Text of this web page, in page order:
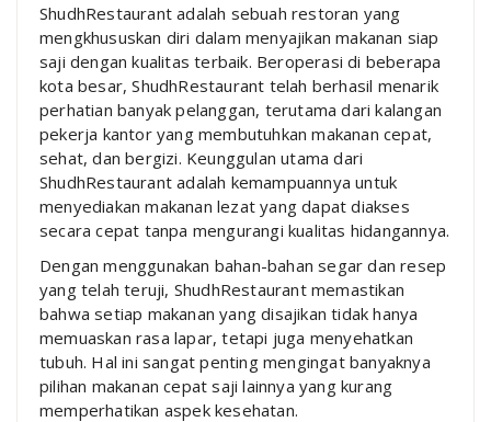
ShudhRestaurant adalah sebuah restoran yang
mengkhususkan diri dalam menyajikan makanan siap
saji dengan kualitas terbaik. Beroperasi di beberapa
kota besar, ShudhRestaurant telah berhasil menarik
perhatian banyak pelanggan, terutama dari kalangan
pekerja kantor yang membutuhkan makanan cepat,
sehat, dan bergizi. Keunggulan utama dari
ShudhRestaurant adalah kemampuannya untuk
menyediakan makanan lezat yang dapat diakses
secara cepat tanpa mengurangi kualitas hidangannya.
Dengan menggunakan bahan-bahan segar dan resep
yang telah teruji, ShudhRestaurant memastikan
bahwa setiap makanan yang disajikan tidak hanya
memuaskan rasa lapar, tetapi juga menyehatkan
tubuh. Hal ini sangat penting mengingat banyaknya
pilihan makanan cepat saji lainnya yang kurang
memperhatikan aspek kesehatan.